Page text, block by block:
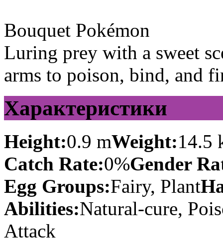
Bouquet Pokémon
Luring prey with a sweet
arms to poison, bind, and
Характеристики
Height:0.9 mWeight:14.5
Catch Rate:0%Gender
Egg Groups:Fairy, Plant
Abilities:Natural-cure,
Attack